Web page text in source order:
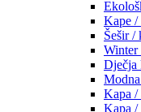
Kape /
Šešir /
Winter
Dječja
Kapa /
Kapa /